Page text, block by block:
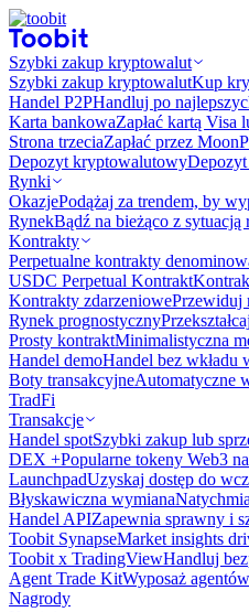
Szybki zakup kryptowalut
Szybki zakup kryptowalutKup
Handel P2PHandluj po
Karta bankowaZapłać kartą Visa
Strona trzeciaZapłać przez
Depozyt kryptowalutowy
Rynki
OkazjePodążaj za trendem, by
RynekBądź na bieżąco z sytuacją
Kontrakty
Perpetualne kontrakty
USDC Perpetual Kontrakt
Kontrakty zdarzeniowePrzewiduj
Rynek prognostyczny​​
Prosty kontraktMinimalistyczna
Handel demoHandel bez wkładu
Boty transakcyjneAutomatyczne
TradFi
Transakcje
Handel spotSzybki zakup lub
DEX +Popularne tokeny Web3
LaunchpadUzyskaj dostęp do
Błyskawiczna wymiana
Handel APIZapewnia sprawny i
Toobit SynapseMarket insights
Toobit x TradingViewHandluj
Agent Trade KitWyposaż
Nagrody